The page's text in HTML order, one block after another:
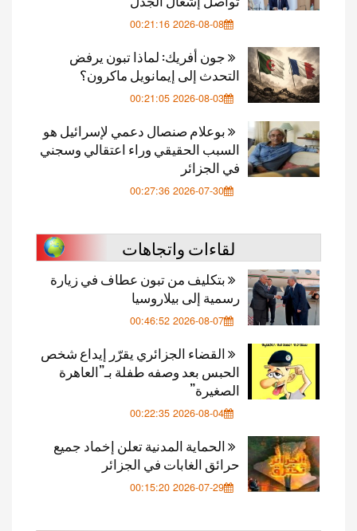
2026-08-08 00:21:16
جون أفريك: لماذا تبون يرفض
التحدث إلى إيمانويل ماكرون؟
2026-08-03 00:21:05
بوعلام صنصال دعمي لإسرائيل هو
السبب الحقيقي وراء اعتقالي وسجني
في الجزائر
2026-07-30 00:27:36
لقاءات واتجاهات
بتكليف من تبون عطاف في زيارة
رسمية إلى بيلاروسيا
2026-08-07 00:46:52
القضاء الجزائري يقرّر إيداع شخص
الحبس بعد وصفه طفلة بـ”العاهرة
الصغيرة”
2026-08-04 00:22:35
الحماية المدنية تعلن إخماد جميع
حرائق الغابات في الجزائر
2026-07-29 00:15:20